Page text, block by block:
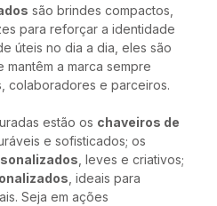
são brindes compactos,
para reforçar a identidade
úteis no dia a dia, eles são
a marca sempre
colaboradores e parceiros.
estão os chaveiros de
e sofisticados; os
, leves e criativos;
, ideais para
Seja em ações